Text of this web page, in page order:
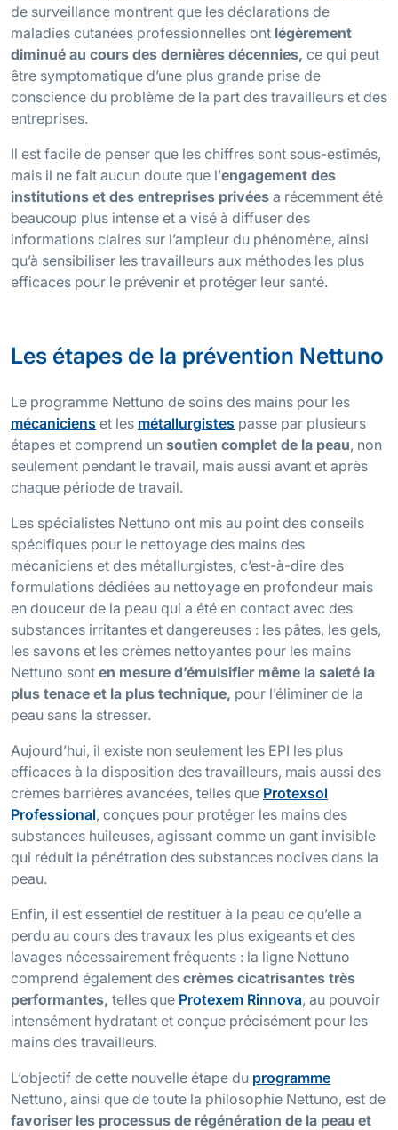
de surveillance montrent que les déclarations de
maladies cutanées professionnelles ont légèrement
diminué au cours des dernières décennies, ce qui peut
être symptomatique d’une plus grande prise de
conscience du problème de la part des travailleurs et des
entreprises.
Il est facile de penser que les chiffres sont sous-estimés,
mais il ne fait aucun doute que l’engagement des
institutions et des entreprises privées a récemment été
beaucoup plus intense et a visé à diffuser des
informations claires sur l’ampleur du phénomène, ainsi
qu’à sensibiliser les travailleurs aux méthodes les plus
efficaces pour le prévenir et protéger leur santé.
Les étapes de la prévention Nettuno
Le programme Nettuno de soins des mains pour les
mécaniciens et les métallurgistes passe par plusieurs
étapes et comprend un soutien complet de la peau, non
seulement pendant le travail, mais aussi avant et après
chaque période de travail.
Les spécialistes Nettuno ont mis au point des conseils
spécifiques pour le nettoyage des mains des
mécaniciens et des métallurgistes, c’est-à-dire des
formulations dédiées au nettoyage en profondeur mais
en douceur de la peau qui a été en contact avec des
substances irritantes et dangereuses : les pâtes, les gels,
les savons et les crèmes nettoyantes pour les mains
Nettuno sont en mesure d’émulsifier même la saleté la
plus tenace et la plus technique, pour l’éliminer de la
peau sans la stresser.
Aujourd’hui, il existe non seulement les EPI les plus
efficaces à la disposition des travailleurs, mais aussi des
crèmes barrières avancées, telles que Protexsol
Professional, conçues pour protéger les mains des
substances huileuses, agissant comme un gant invisible
qui réduit la pénétration des substances nocives dans la
peau.
Enfin, il est essentiel de restituer à la peau ce qu’elle a
perdu au cours des travaux les plus exigeants et des
lavages nécessairement fréquents : la ligne Nettuno
comprend également des crèmes cicatrisantes très
performantes, telles que Protexem Rinnova, au pouvoir
intensément hydratant et conçue précisément pour les
mains des travailleurs.
L’objectif de cette nouvelle étape du programme
Nettuno, ainsi que de toute la philosophie Nettuno, est de
favoriser les processus de régénération de la peau et